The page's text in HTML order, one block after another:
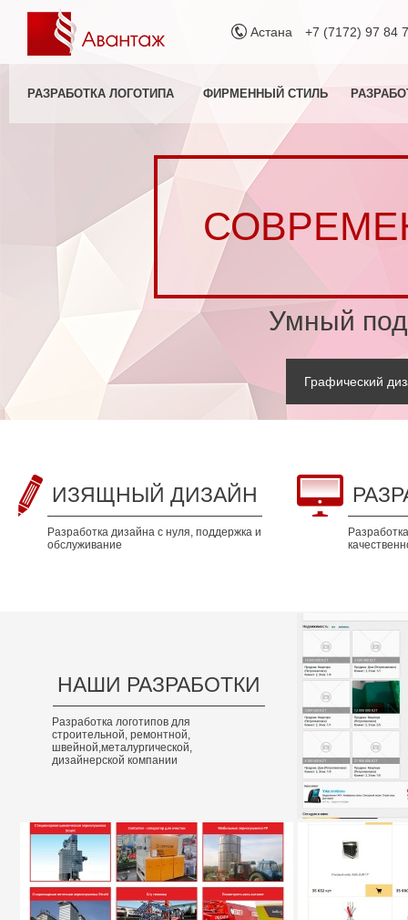
Астана +7 (7172) 97 84
РАЗРАБОТКА ЛОГОТИПА ФИРМЕННЫЙ СТИЛЬ
Умный
Графический
ИЗЯЩНЫЙ ДИЗАЙН
Разработка дизайна с нуля, поддержка и
обслуживание
НАШИ РАЗРАБОТКИ
Разработка логотипов для
строительной, ремонтной,
швейной,металургической,
дизайнерской компании
«ДЕЛОВОЙ
РЕГИОНА